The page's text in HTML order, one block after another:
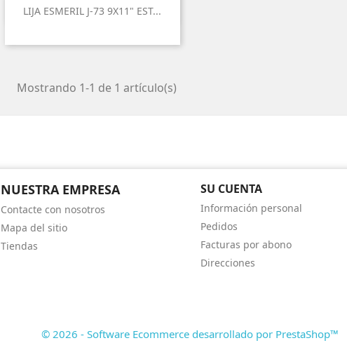
LIJA ESMERIL J-73 9X11" EST...
 Vista rápida
Mostrando 1-1 de 1 artículo(s)
NUESTRA EMPRESA
Contacte con nosotros
Mapa del sitio
Tiendas
SU CUENTA
Información personal
Pedidos
Facturas por abono
Direcciones
© 2026 - Software Ecommerce desarrollado por PrestaShop™